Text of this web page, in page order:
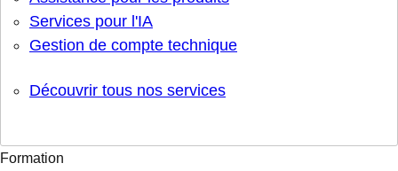
Services pour l'IA
Gestion de compte technique
Découvrir tous nos services
Formation